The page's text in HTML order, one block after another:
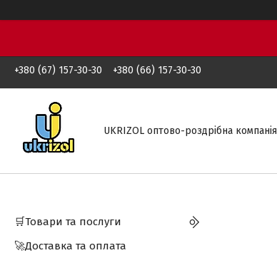
+380 (67) 157-30-30 +380 (66) 157-30-30
UKRIZOL оптово-роздрібна компанія
🛒Товари та послуги
🚀Доставка та оплата